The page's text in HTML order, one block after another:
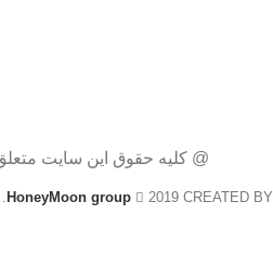
@ کلیه حقوق این سایت
HoneyMoon group 2019 CREATED BY